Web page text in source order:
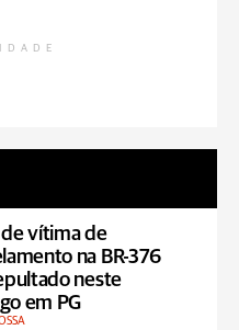
vítima de
na BR-376
neste
em PG